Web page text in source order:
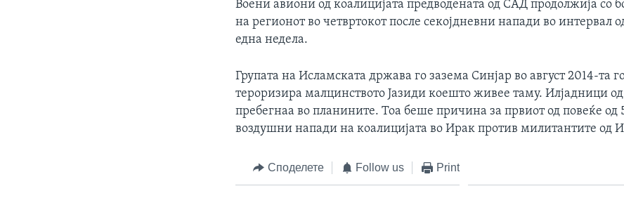
Воени авиони од коалицијата предводената од САД продолжија со
на регионот во четвртокот после секојдневни напади во интервал
една недела.
Групата на Исламската држава го зазема Синјар во август 2014-та
тероризира малцинството Јазиди коешто живее таму. Илјадници
пребегнаа во планините. Тоа беше причина за првиот од повеќе од
воздушни напади на коалицијата во Ирак против милитантите од
Споделете Follow us Print